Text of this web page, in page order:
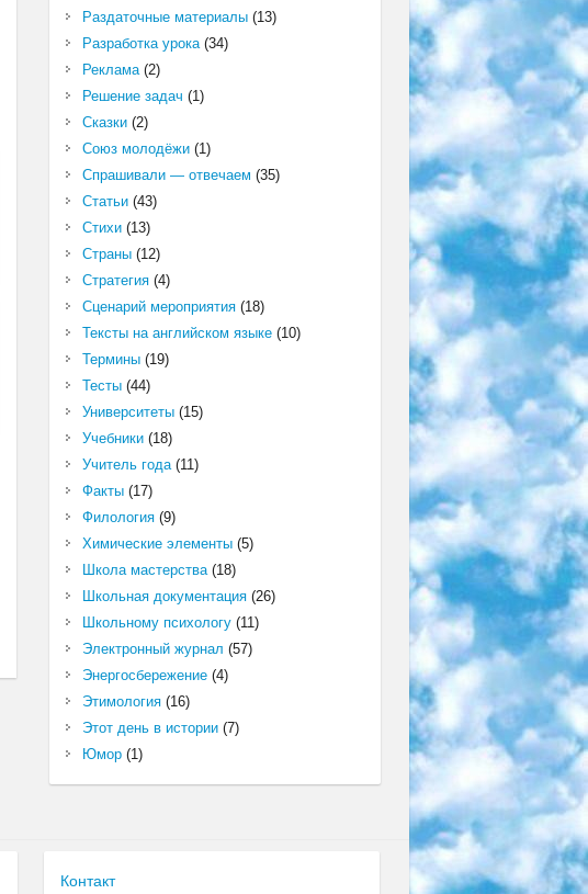
Раздаточные материалы(13)
Разработка урока(34)
Реклама(2)
Решение задач (1)
Сказки(2)
Союз молодёжи(1)
Спрашивали — отвечаем (35)
Статьи(43)
Стихи(13)
Страны(12)
Стратегия(4)
Сценарий мероприятия(18)
Тексты на английском языке(10)
Термины(19)
Тесты(44)
Университеты(15)
Учебники(18)
Учитель года(11)
Факты(17)
Филология(9)
Химические элементы(5)
Школа мастерства(18)
Школьная документация(26)
Школьному психологу(11)
Электронный журнал (57)
Энергосбережение(4)
Этимология(16)
Этот день в истории(7)
Юмор(1)
Контакт